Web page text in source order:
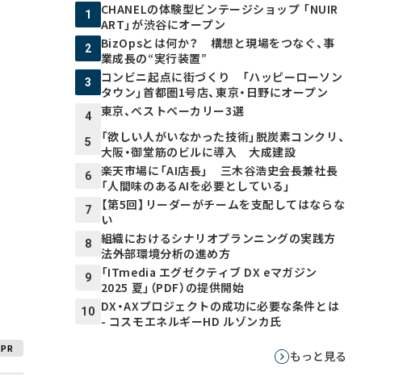
PR
1
CHANELの体験型ビンテージショップ 「NUIR
ART」が渋谷にオープン
2
BizOpsとは何か？ 構想と現場をつなぐ、事
業成長の“実行装置”
3
コンビニ起点に街づくり 「ハッピーローソン
タウン」首都圏1号店、東京・日野にオープン
4 東京、ベストベーカリー3選
5
「欲しい人がいなかった技術」脱炭素コンクリ、
大阪・御堂筋のビルに導入 大成建設
6
楽天市場に「AI店長」 三木谷浩史会長兼社長
「人間味のあるAIを必要としている」
7
【第5回】リーダーがチームを支配してはならな
い
8
組織におけるシナリオプランニングの実践方
法――外部環境分析の進め方
9
「ITmedia エグゼクティブ DX eマガジン
2025 夏」（PDF）の提供開始
10 DX・AXプロジェクトの成功に必要な条件とは
- コスモエネルギーHD ルゾンカ氏
もっと見る